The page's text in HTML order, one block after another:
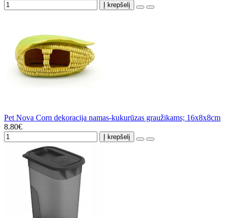
Į krepšelį
Pet Nova Corn dekoracija namas-kukurūzas graužikams; 16x8x8cm
8.80€
Į krepšelį